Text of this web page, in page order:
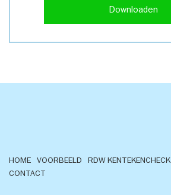
Downloaden
HOME VOORBEELD RDW KENTEKENCHECK
CONTACT